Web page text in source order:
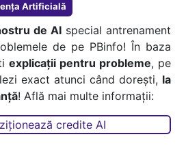
Artificială
de AIspecial antrenament
de pe PBinfo! În baza
explicații pentru probleme, pe
exact atunci când dorești, la
! Află mai multe informații:
credite AI